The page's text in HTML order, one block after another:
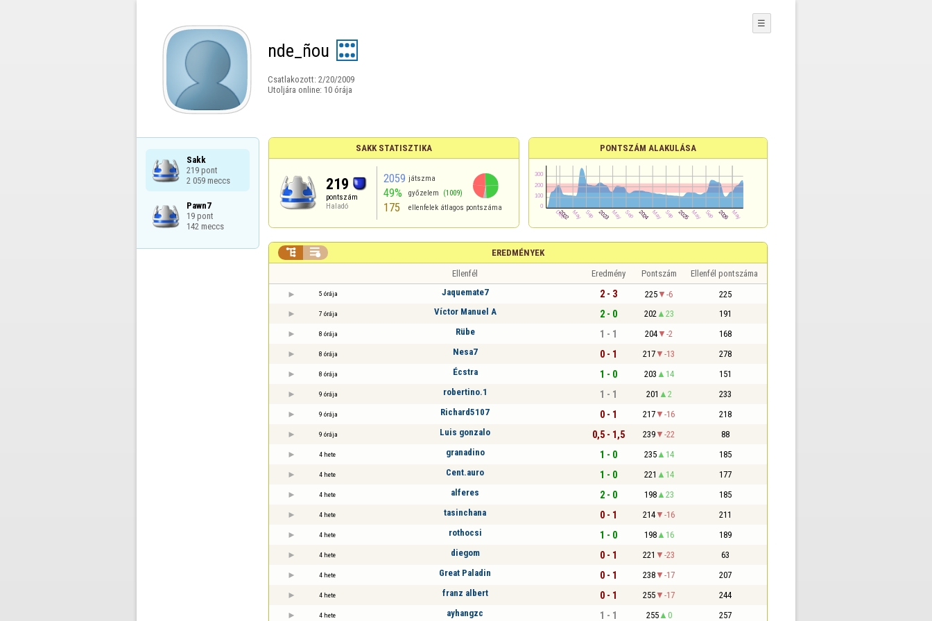
nde_ñou
Csatlakozott: 2/20/2009
Utoljára online: 10 órája
☰
Sakk
219 pont
2 059 meccs
Pawn7
19 pont
142 meccs
SAKK STATISZTIKA
219
pontszám
Haladó
2059 játszma
49% győzelem (1009)
175 ellenfelek átlagos pontszáma
PONTSZÁM ALAKULÁSA
EREDMÉNYEK
 
Ellenfél Eredmény Pontszám Ellenfél pontszáma
5 órája Jaquemate7 2 - 3 225 -6 225
7 órája Víctor Manuel A 2 - 0 202 23 191
8 órája Rübe 1 - 1 204 -2 168
8 órája Nesa7 0 - 1 217 -13 278
8 órája Écstra 1 - 0 203 14 151
9 órája robertino.1 1 - 1 201 2 233
9 órája Richard5107 0 - 1 217 -16 218
9 órája Luis gonzalo 0,5 - 1,5 239 -22 88
4 hete granadino 1 - 0 235 14 185
4 hete Cent.auro 1 - 0 221 14 177
4 hete alferes 2 - 0 198 23 185
4 hete tasinchana 0 - 1 214 -16 211
4 hete rothocsi 1 - 0 198 16 189
4 hete diegom 0 - 1 221 -23 63
4 hete Great Paladin 0 - 1 238 -17 207
4 hete franz albert 0 - 1 255 -17 244
4 hete ayhangzc 1 - 1 255 0 257